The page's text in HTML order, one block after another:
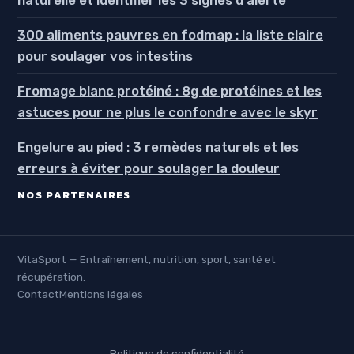
300 aliments pauvres en fodmap : la liste claire
pour soulager vos intestins
Fromage blanc protéiné : 8g de protéines et les
astuces pour ne plus le confondre avec le skyr
Engelure au pied : 3 remèdes naturels et les
erreurs à éviter pour soulager la douleur
NOS PARTENAIRES
VitaSport — Entraînement, nutrition, sport, santé et
récupération.
ContactMentions légales